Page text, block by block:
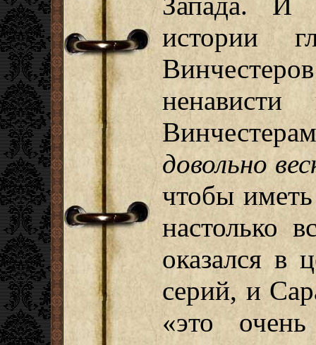
истории
довольно
чтобы
настолько
оказался в
серий, и
«это